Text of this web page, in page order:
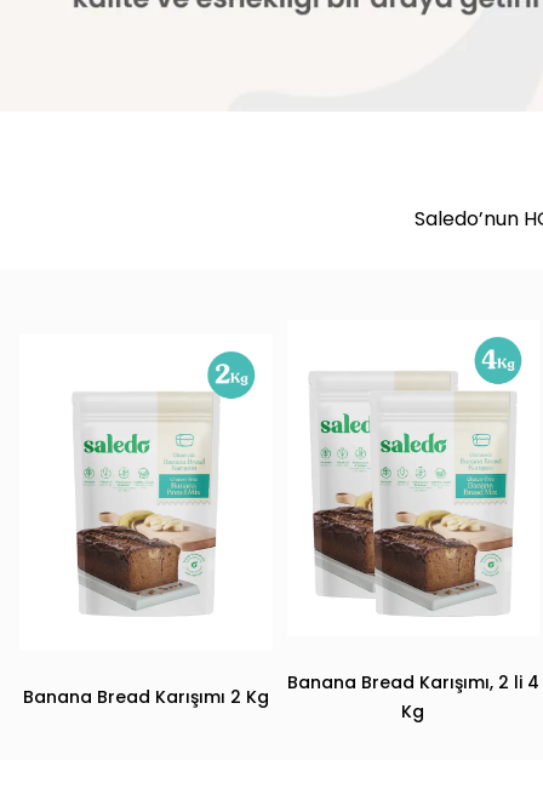
Saledo’nun
Banana Bread Karışımı 2 Kg
Banana Bread Karışımı, 2 li 4
Kg